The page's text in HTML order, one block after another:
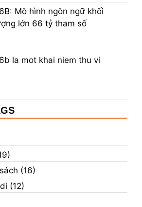
Mô hình ngôn ngữ khối
lớn 66 tỷ tham số
la mot khai niem thu vi
(16)
(12)